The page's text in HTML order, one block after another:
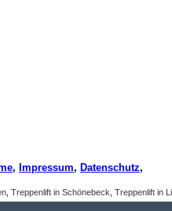
, Impressum, Datenschutz,
, Treppenlift in Schönebeck Treppenlift in